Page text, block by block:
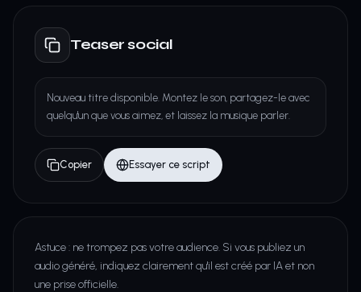
Teaser social
Nouveau titre disponible. Montez le son, partagez-le avec
quelqu'un que vous aimez, et laissez la musique parler.
Copier Essayer ce script
Astuce : ne trompez pas votre audience. Si vous publiez un
audio généré, indiquez clairement qu'il est créé par IA et non
une prise officielle.